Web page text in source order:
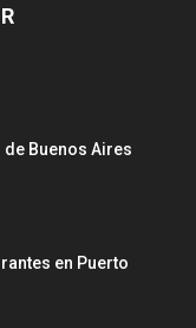
Buenos Aires
en Puerto